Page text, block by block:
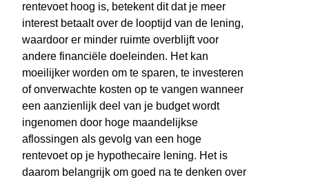
rentevoet hoog is, betekent dit dat je meer
interest betaalt over de looptijd van de lening,
waardoor er minder ruimte overblijft voor
andere financiële doeleinden. Het kan
moeilijker worden om te sparen, te investeren
of onverwachte kosten op te vangen wanneer
een aanzienlijk deel van je budget wordt
ingenomen door hoge maandelijkse
aflossingen als gevolg van een hoge
rentevoet op je hypothecaire lening. Het is
daarom belangrijk om goed na te denken over